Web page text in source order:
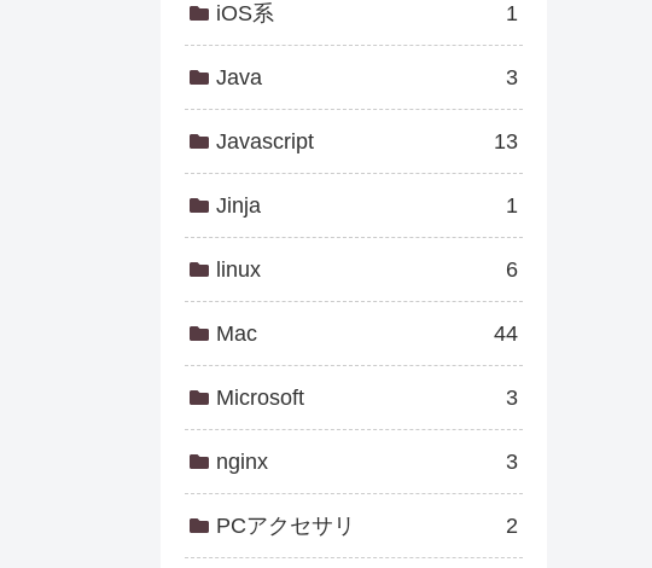
iOS系 1
Java 3
Javascript 13
Jinja 1
linux 6
Mac 44
Microsoft 3
nginx 3
PCアクセサリ 2